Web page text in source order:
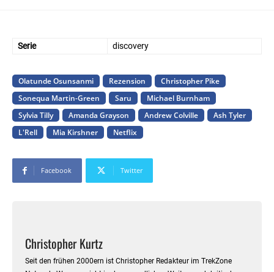
Serie discovery
Olatunde Osunsanmi Rezension
Christopher Pike
Sonequa Martin-Green
Saru
Michael Burnham
Sylvia Tilly
Amanda Grayson Andrew Colville
Ash Tyler
L'Rell
Mia Kirshner Netflix
Facebook Twitter
Christopher Kurtz
Seit den frühen 2000ern ist Christopher Redakteur im TrekZone